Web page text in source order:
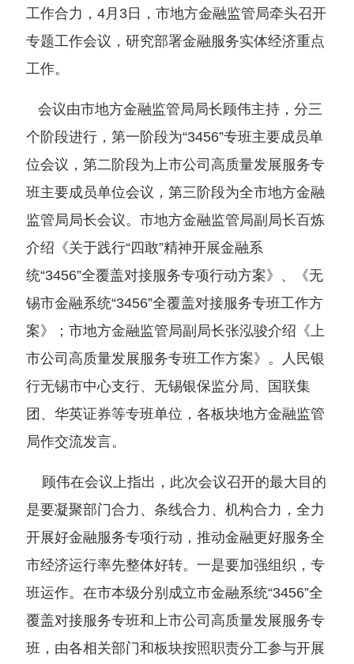
工作合力，4月3日，市地方金融监管局牵头召开
专题工作会议，研究部署金融服务实体经济重点
工作。
会议由市地方金融监管局局长顾伟主持，分三
个阶段进行，第一阶段为“3456”专班主要成员单
位会议，第二阶段为上市公司高质量发展服务专
班主要成员单位会议，第三阶段为全市地方金融
监管局局长会议。市地方金融监管局副局长百炼
介绍《关于践行“四敢”精神开展金融系
统“3456”全覆盖对接服务专项行动方案》、《无
锡市金融系统“3456”全覆盖对接服务专班工作方
案》；市地方金融监管局副局长张泓骏介绍《上
市公司高质量发展服务专班工作方案》。人民银
行无锡市中心支行、无锡银保监分局、国联集
团、华英证券等专班单位，各板块地方金融监管
局作交流发言。
顾伟在会议上指出，此次会议召开的最大目的
是要凝聚部门合力、条线合力、机构合力，全力
开展好金融服务专项行动，推动金融更好服务全
市经济运行率先整体好转。一是要加强组织，专
班运作。在市本级分别成立市金融系统“3456”全
覆盖对接服务专班和上市公司高质量发展服务专
班，由各相关部门和板块按照职责分工参与开展